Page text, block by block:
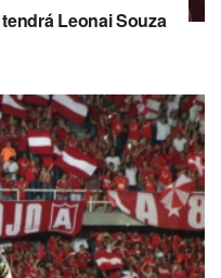
Leonai Souza